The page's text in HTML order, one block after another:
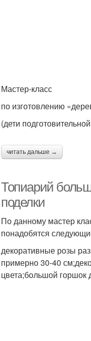
Мастер-класс
по изготовлению
(дети
читать дальше →
Топиарий
поделки
По данному мастер
понадобятся
декоративные розы
примерно 30-40
цвета;большой горшок